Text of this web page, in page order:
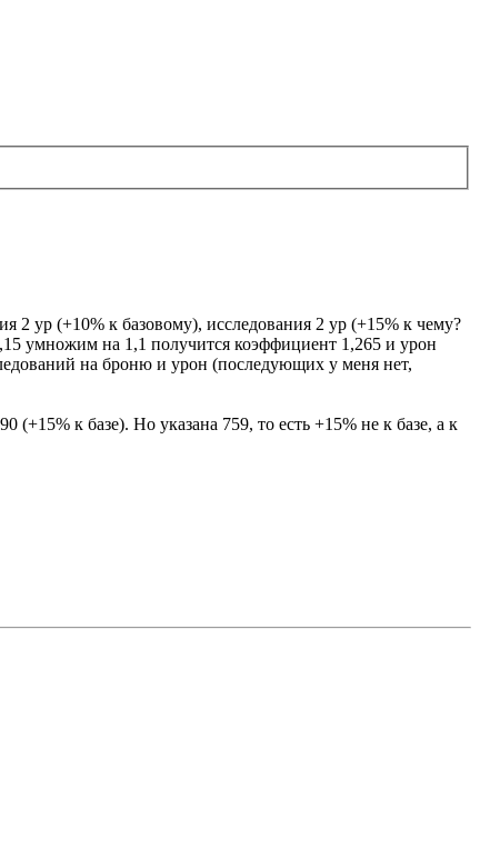
2 ур (+10% к базовому), исследования 2 ур (+15% к чему?
умножим на 1,1 получится коэффициент 1,265 и урон
на броню и урон (последующих у меня нет,
(+15% к базе). Но указана 759, то есть +15% не к базе, а к